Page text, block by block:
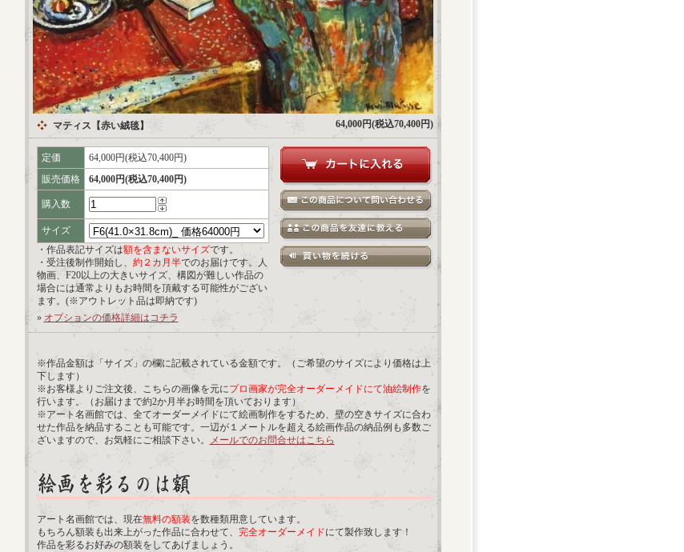
マティス【赤い絨毯】 64,000円(税込70,400円)
定価
64,000円(税込70,400円)
販売価格
64,000円(税込70,400円)
購入数
サイズ
・作品表記サイズは額を含まないサイズです。
・受注後制作開始し、 約２カ月半でのお届けです。人
物画、F20以上の大きいサイズ、構図が難しい作品の
場合には通常よりもお時間を頂戴する可能性がござい
ます。(※アウトレット品は即納です)
» オプションの価格詳細はコチラ
※作品金額は「サイズ」の欄に記載されている金額です。（ご希望のサイズにより価格は上
下します）
※お客様よりご注文後、こちらの画像を元にプロ画家が完全オーダーメイドにて油絵制作を
行います。（お届けまで約2か月半お時間を頂いております）
※アート名画館では、全てオーダーメイドにて絵画制作をするため、壁の空きサイズに合わ
せた作品を納品することも可能です。一辺が１メートルを超える絵画作品の納品例も多数ご
ざいますので、お気軽にご相談下さい。
メールでのお問合せはこちら
アート名画館では、現在無料の額装を数種類用意しています。
もちろん額装も出来上がった作品に合わせて、 完全オーダーメイドにて製作致します！
作品を彩るお好みの額装をしてあげましょう。